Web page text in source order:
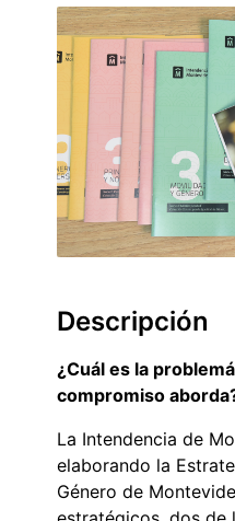
Descripción
¿Cuál es la
compromiso
La Intendencia de
elaborando la
Género de